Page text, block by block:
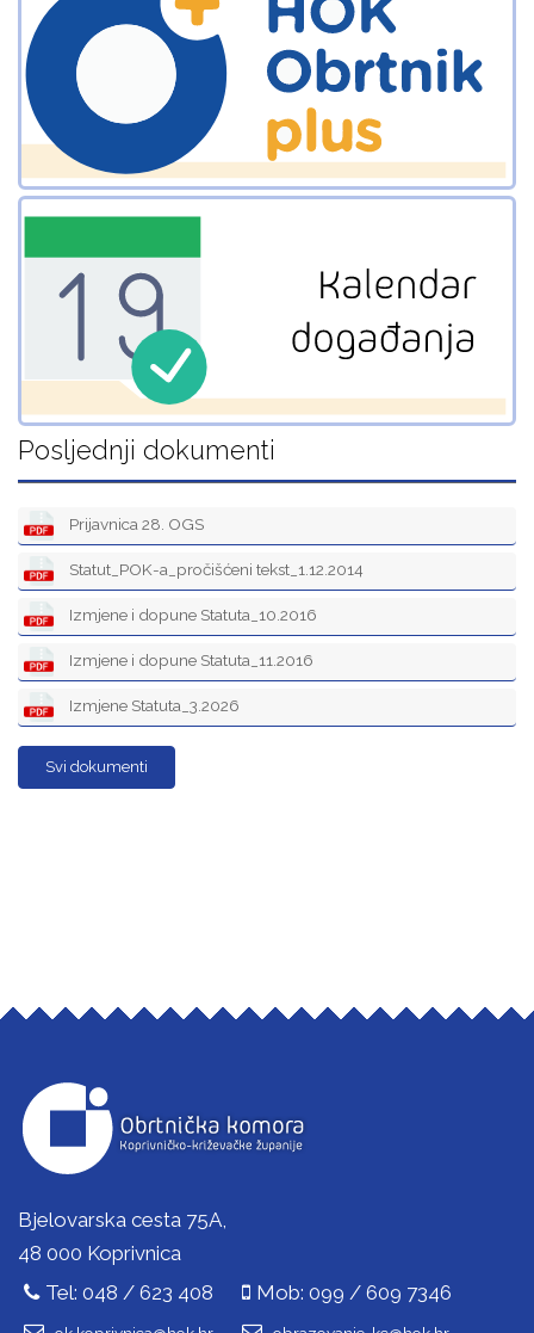
Posljednji dokumenti
Prijavnica 28. OGS
Statut_POK-a_pročišćeni tekst_1.12.2014
Izmjene i dopune Statuta_10.2016
Izmjene i dopune Statuta_11.2016
Izmjene Statuta_3.2026
Svi dokumenti
Bjelovarska cesta 75A,
48 000 Koprivnica
Tel: 048 / 623 408
Mob: 099 / 609 7346